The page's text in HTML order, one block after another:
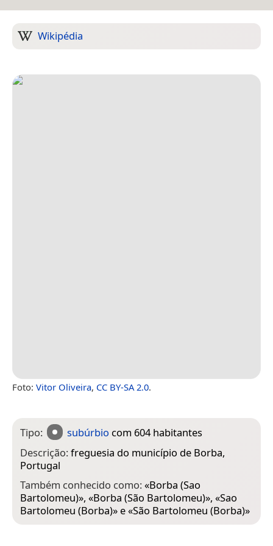
Wikipédia
Foto: Vitor Oliveira, CC BY-SA 2.0.
Tipo: subúrbio com 604 habitantes
Descrição:freguesia do município de Borba,
Portugal
Também conhecido como:«Borba (Sao
Bartolomeu)», «Borba (São Bartolomeu)», «Sao
Bartolomeu (Borba)» e «São Bartolomeu (Borba)»